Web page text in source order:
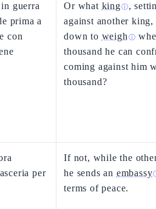
guerra
prima a
con
Or what kingⓘ,
against another
down to weigh ⓘ
thousand he can
coming against him
thousand?
per
If not, while the
he sends an embassy
terms of peace.